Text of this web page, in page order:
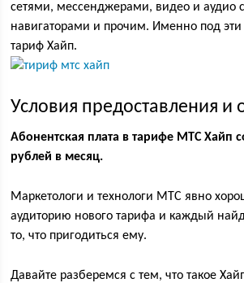
сетями, мессенджерами, видео и аудио
навигаторами и прочим. Именно под эти
тариф Хайп.
Условия предоставления и
Абонентская плата в тарифе МТС Хайп
рублей в месяц.
Маркетологи и технологи МТС явно
аудиторию нового тарифа и каждый
то, что пригодиться ему.
Давайте разберемся с тем, что такое